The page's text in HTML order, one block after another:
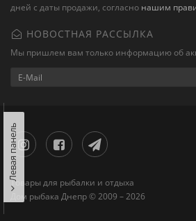
дней с даты продажи, согласно нашим
НОВОСТНАЯ РАССЫЛКА
Мы пришлем вам только информацию об
Товары для рыбалки и отдыха
Дом рыбака Днепр © 2009 – 2026
Левая панель